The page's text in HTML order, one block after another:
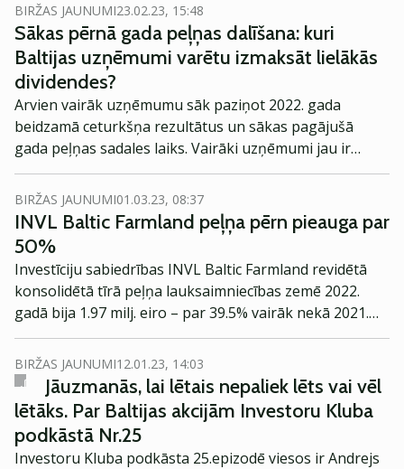
BIRŽAS JAUNUMI23.02.23, 15:48
Sākas pērnā gada peļņas dalīšana: kuri
Baltijas uzņēmumi varētu izmaksāt lielākās
dividendes?
Arvien vairāk uzņēmumu sāk paziņot 2022. gada
beidzamā ceturkšņa rezultātus un sākas pagājušā
gada peļņas sadales laiks. Vairāki uzņēmumi jau ir
paziņojuši savus dividenžu plānus, taču par daudziem
vēl saglabājas intriga. Kādas ir analītiķu prognozes par
dāsnākajiem dividenžu izmaksātājiem Baltijā un arī
mūsu Latvijā?
BIRŽAS JAUNUMI01.03.23, 08:37
INVL Baltic Farmland peļņa pērn pieauga par
50%
Investīciju sabiedrības INVL Baltic Farmland revidētā
konsolidētā tīrā peļņa lauksaimniecības zemē 2022.
gadā bija 1.97 milj. eiro – par 39.5% vairāk nekā 2021.
gadā.
BIRŽAS JAUNUMI12.01.23, 14:03
Jāuzmanās, lai lētais nepaliek lēts vai vēl
lētāks. Par Baltijas akcijām Investoru Kluba
podkāstā Nr.25
Investoru Kluba podkāsta 25.epizodē viesos ir Andrejs